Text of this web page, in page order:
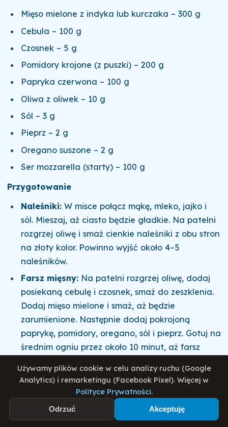
Mięso mielone z indyka lub kurczaka – 300 g
Cebula – 100 g
Czosnek – 5 g
Pomidory krojone (z puszki) – 200 g
Papryka czerwona – 100 g
Oliwa z oliwek – 10 g
Sól – 3 g
Pieprz – 2 g
Oregano suszone – 2 g
Ser mozzarella (starty) – 100 g
Przygotowanie
Naleśniki: W misce połącz mąkę, mleko, jajko i
sól. Mieszaj, aż ciasto będzie gładkie. Na patelni
rozgrzej oliwę i smaż cienkie naleśniki z obu stron
na złoty kolor. Powinno wyjść około 4–5
naleśników.
Farsz mięsny: Na patelni rozgrzej oliwę, dodaj
posiekaną cebulę i czosnek, smaż do zeszklenia.
Dodaj mięso mielone i smaż, aż będzie
zarumienione. Następnie dodaj pokrojoną
paprykę, pomidory, oregano, sól i pieprz. Gotuj na
średnim ogniu przez około 10 minut, aż farsz
Nadziewanie i zapiekanie:Nałóż farsz na każdy
naleśnik, zawiń go i ułóż w naczyniu
żaroodpornym. Posyp naleśniki startą mozzarellą.
Pieczenie:Rozgrzej piekarnik do 180°C i piecz
Używamy plików cookie w celu analizy ruchu (Google
Analytics) i remarketingu (Facebook Pixel). Więcej w
Polityce Prywatności.
Odrzuć Akceptuję